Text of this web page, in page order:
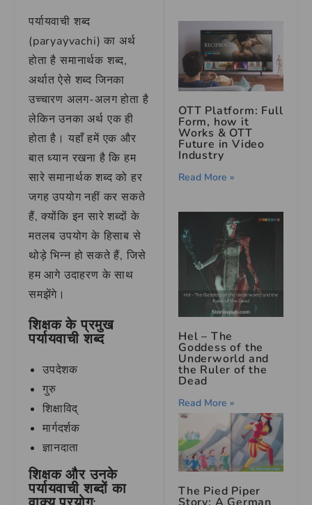
पर्यायवाची शब्द
(paryayvachi) का अर्थ
होता है समानार्थक शब्द,
अर्थात ऐसे शब्द जिनका
उच्चारण अलग-अलग होता है
लेकिन उनका अर्थ एक ही
होता है। यहाँ हमें एक और
बात ध्यान रखना है कि हम
सारे समानार्थक शब्द को हर
जगह उपयोग नहीं कर सकते
हैं, क्योंकि इन सारे शब्दों के
मतलब उपयोग के हिसाब से
थोड़े भिन्न हो सकते हैं, जिसे
हम आगे उदाहरण के साथ
समझेंगे।
शिक्षक के प्रमुख
पर्यायवाची शब्द
उपदेशक
गुरु
शिक्षाविद्
मार्गदर्शक
ज्ञानदाता
शिक्षक और उनके
पर्यायवाची शब्दों का
OTT Platform: Full
Form, how it
Works & OTT
Future in Video
Industry
Read More »
Hel – The
Goddess of the
Underworld and
the Ruler of the
Dead
Read More »
The Pied Piper